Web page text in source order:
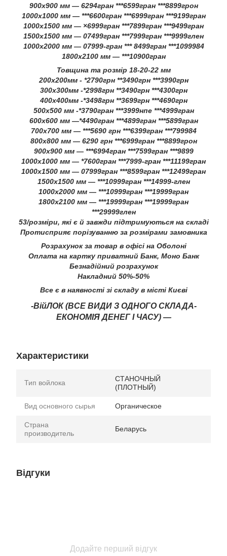
900х900 мм — 6294гран ***6599гран ***8899грон
1000х1000 мм — ***6600гран ***6999гран ***9199гран
1000х1500 мм — ×6999гран ***7899гран ***9499гран
1500х1500 мм — 07499гран ***7999гран ***9999глен
1000х2000 мм — 07999-гран *** 8499гран ***1099984
1800х2100 мм — ***10900гран
Товщина та розмір 18-20-22 мм
200х200мм - *2790грн **3490грн ***3990грн
300х300мм -*2998грн **3490грн ***4300грн
400х400мм -*3498грн **3699грн ***4690грн
500х500 мм -*3790гран ***3999нпе ***4999гран
600х600 мм —*4490гран ***4899гран ***5899гран
700х700 мм — ***5690 грн ***6399гран ***799984
800х800 мм — 6290 грн ***6999гран ***8899грон
900х900 мм — ***6994гран ***7599гран ***9899
1000х1000 мм — *7600гран ***7999-гран ***11199гран
1000х1500 мм — 07999гран ***8599гран ***12499гран
1500х1500 мм — ***10999гран ***14999-глен
1000х2000 мм — ***10999гран ***19999гран
1800х2100 мм — ***19999гран ***19999гран
***29999глен
53/розміри, які є й завжди підтримуються на складі
Протисприяє порізуванню за розмірами замовника
Розрахунок за товар в офісі на Оболоні
Оплата на картку приватний Банк, Моно Банк
Безнадійний розрахунок
Накладний 50%-50%
Все є в наявності зі складу в місті Києві
-ВійЛОК (ВСЕ ВИДИ З ОДНОГО СКЛАДА-
ЕКОНОМІЯ ДЕНЕГ І ЧАСУ) —
Характеристики
Тип войлока
СТАНОЧНЫЙ
(ПЛОТНЫЙ)
Вид основного сырья Органическое
Страна
производитель
Беларусь
Відгуки
Додайте перший відгук